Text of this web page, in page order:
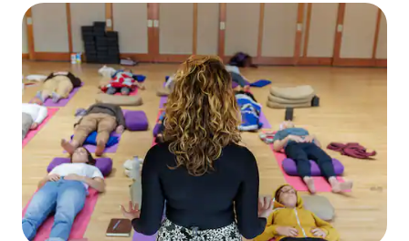
doordachte details